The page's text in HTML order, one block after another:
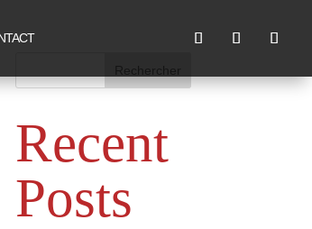
Rechercher
Recent
Posts